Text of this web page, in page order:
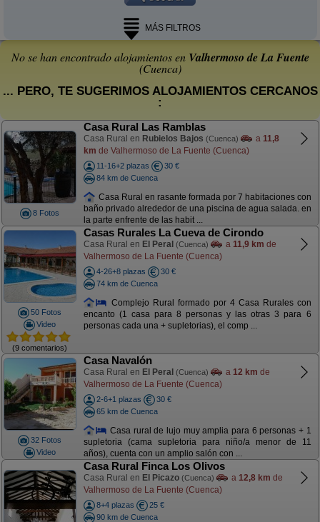
MÁS FILTROS
No se han encontrado alojamientos en Valhermoso de La Fuente
(Cuenca)
... PERO, TE SUGERIMOS ALOJAMIENTOS CERCANOS
:
8 Fotos
Casa Rural Las Ramblas
Casa Rural en Rubielos Bajos (Cuenca) a 11,8
km de Valhermoso de La Fuente (Cuenca)
11-16+2 plazas
30 €
84 km de Cuenca
Casa Rural en rasante formada por 7 habitaciones con
baño privado alrededor de una piscina de agua salada. en
la parte enfrente de las habit ...
50 Fotos
Video
(9 comentarios)
Casas Rurales La Cueva de Cirondo
Casa Rural en El Peral (Cuenca) a 11,9 km de
Valhermoso de La Fuente (Cuenca)
4-26+8 plazas
30 €
74 km de Cuenca
Complejo Rural formado por 4 Casa Rurales con
encanto (1 casa para 8 personas y las otras 3 para 6
personas cada una + supletorias), el comp ...
32 Fotos
Video
Casa Navalón
Casa Rural en El Peral (Cuenca) a 12 km de
Valhermoso de La Fuente (Cuenca)
2-6+1 plazas
30 €
65 km de Cuenca
Casa rural de lujo muy amplia para 6 personas + 1
supletoria (cama supletoria para niño/a menor de 11
años), cuenta con un amplio salón con ...
Casa Rural Finca Los Olivos
Casa Rural en El Picazo (Cuenca) a 12,8 km de
Valhermoso de La Fuente (Cuenca)
8+4 plazas
25 €
90 km de Cuenca